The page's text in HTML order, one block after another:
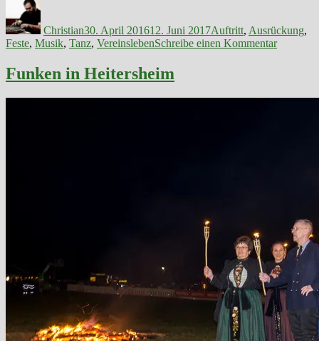
Christian30. April 201612. Juni 2017Auftritt, Ausrückung,
Feste, Musik, Tanz, VereinslebenSchreibe einen Kommentarzu
Funken in Heitersheim